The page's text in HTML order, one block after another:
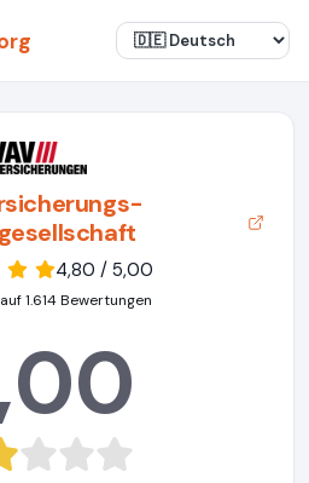
4,80 / 5,00
1.614 Bewertungen